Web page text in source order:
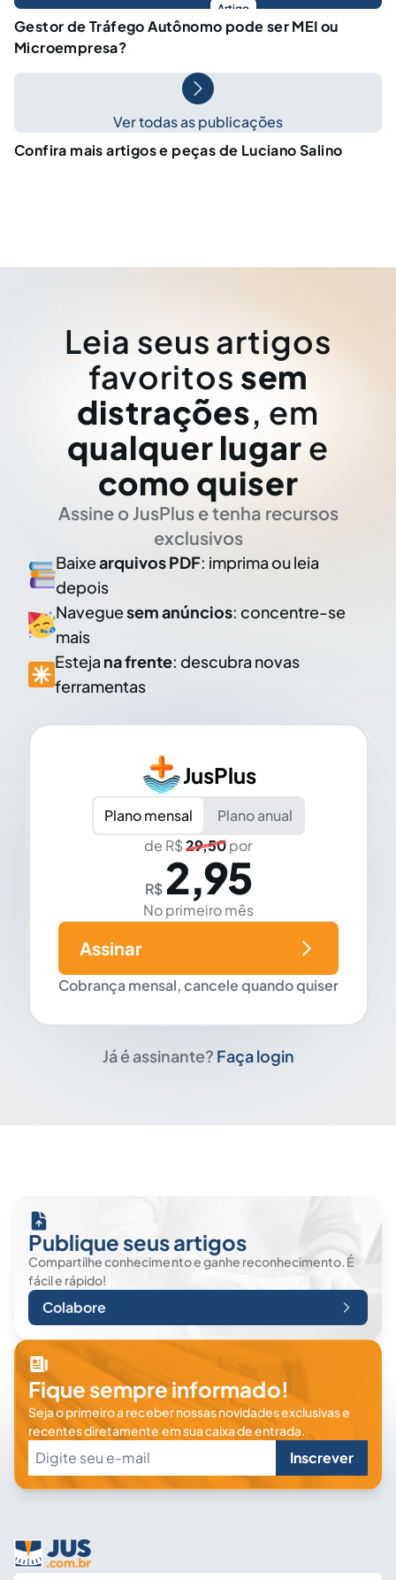
Artigo
Gestor de Tráfego Autônomo pode ser MEI ou
Microempresa?
Ver todas as publicações
Confira mais artigos e peças de Luciano Salino
Leia seus artigos
favoritos sem
distrações, em
qualquer lugar e
como quiser
Assine o JusPlus e tenha recursos
exclusivos
Baixearquivos PDF: imprima ou leia
depois
Naveguesem anúncios: concentre-se
mais
Esteja na frente: descubra novas
ferramentas
JusPlus
Plano mensal
Plano anual
de R$29,50por
R$ 2,95
No primeiro mês
Cobrança mensal, cancele quando quiser
Assinar
Já é assinante? Faça login
Publique seus artigos
Compartilhe conhecimento e ganhe reconhecimento. É
fácil e rápido!
Colabore
Fique sempre informado!
Seja o primeiro a receber nossas novidades exclusivas e
recentes diretamente em sua caixa de entrada.
Inscrever